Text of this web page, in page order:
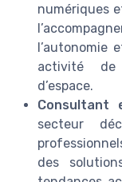
numériques
l’autonomie
activité de
d’espace.
Consultant
secteur
des